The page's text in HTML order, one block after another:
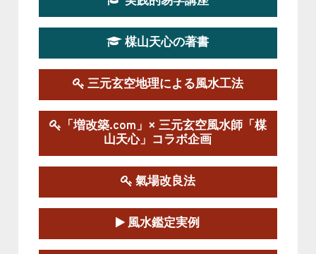
第１９期立命塾実践的風水学講座
この講座の募集は終了しました。
陰宅三元玄空風水講座
2025-06-07～2025-06-08
この講座の募集は終了しました。
第１８期立命塾『実践的易学講座』
2025-06-21～2025-08-24
この講座の募集は終了しました。
楳山天心の著書
三元玄空地理による風水工法
「増改築.com」× 三元玄空風水師「楳
山天心」コラボ企画
氣場改良法
風水鑑定実例